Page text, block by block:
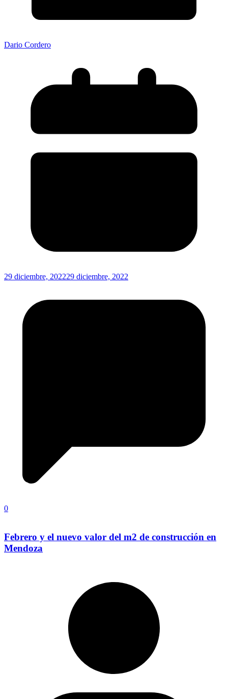
Dario Cordero
29 diciembre, 202229 diciembre, 2022
0
Febrero y el nuevo valor del m2 de construcción en
Mendoza